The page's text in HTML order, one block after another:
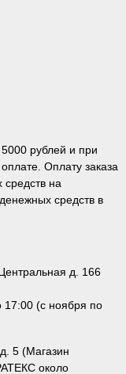
рублей и при
Оплату заказа
на
средств в
д. 166
17:00 (с ноября по
5 (Магазин
около